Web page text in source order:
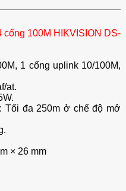
100M HIKVISION DS-
1 cổng uplink 10/100M,
at.
Tối đa 250m ở chế độ mở
× 26 mm